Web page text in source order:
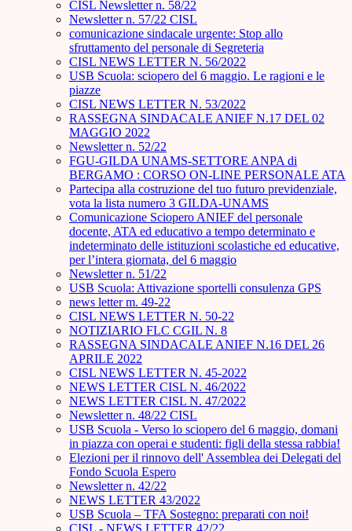
CISL Newsletter n. 58/22
Newsletter n. 57/22 CISL
comunicazione sindacale urgente: Stop allo
sfruttamento del personale di Segreteria
CISL NEWS LETTER N. 56/2022
USB Scuola: sciopero del 6 maggio. Le ragioni e le
piazze
CISL NEWS LETTER N. 53/2022
RASSEGNA SINDACALE ANIEF N.17 DEL 02
MAGGIO 2022
Newsletter n. 52/22
FGU-GILDA UNAMS-SETTORE ANPA di
BERGAMO : CORSO ON-LINE PERSONALE ATA
Partecipa alla costruzione del tuo futuro previdenziale,
vota la lista numero 3 GILDA-UNAMS
Comunicazione Sciopero ANIEF del personale
docente, ATA ed educativo a tempo determinato e
indeterminato delle istituzioni scolastiche ed educative,
per l’intera giornata, del 6 maggio
Newsletter n. 51/22
USB Scuola: Attivazione sportelli consulenza GPS
news letter m. 49-22
CISL NEWS LETTER N. 50-22
NOTIZIARIO FLC CGIL N. 8
RASSEGNA SINDACALE ANIEF N.16 DEL 26
APRILE 2022
CISL NEWS LETTER N. 45-2022
NEWS LETTER CISL N. 46/2022
NEWS LETTER CISL N. 47/2022
Newsletter n. 48/22 CISL
USB Scuola - Verso lo sciopero del 6 maggio, domani
in piazza con operai e studenti: figli della stessa rabbia!
Elezioni per il rinnovo dell' Assemblea dei Delegati del
Fondo Scuola Espero
Newsletter n. 42/22
NEWS LETTER 43/2022
USB Scuola – TFA Sostegno: preparati con noi!